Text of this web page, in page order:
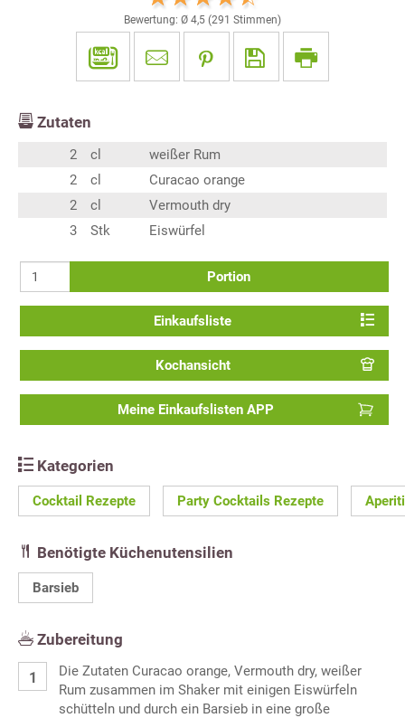
Bewertung: Ø 4,5 (291 Stimmen)
Zutaten
2 cl
weißer Rum
2
cl
Curacao orange
2
cl
Vermouth dry
3
Stk Eiswürfel
Portion
Einkaufsliste
Kochansicht
Meine Einkaufslisten APP
Kategorien
Cocktail Rezepte Party Cocktails Rezepte
Benötigte Küchenutensilien
Barsieb
Zubereitung
Die Zutaten Curacao orange, Vermouth dry, weißer
Rum zusammen im Shaker mit einigen Eiswürfeln
schütteln und durch ein Barsieb in eine große